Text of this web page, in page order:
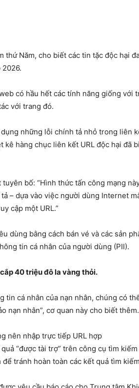
thứ Năm, cho biết các tin tặc độc hại
2026.
có hầu hết các tính năng giống với
với trang đó.
những lỗi chính tả nhỏ trong liên
hàng chục liên kết URL độc hại đã
bố: “Hình thức tấn công mạng
– dựa vào việc người dùng Internet
cập một URL.”
dùng bằng cách bán vé và các sản
tin cá nhân của người dùng (PII).
40 triệu đô la vàng thỏi.
tin cá nhân của nạn nhân, chúng có
nạn nhân”, cơ quan này cho biết thêm.
nên nhập trực tiếp URL hợp
“được tài trợ” trên công cụ tìm kiếm
tránh hoàn toàn các kết quả tìm